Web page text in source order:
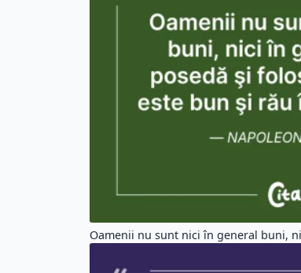
Oamenii nu sunt nici în general buni,